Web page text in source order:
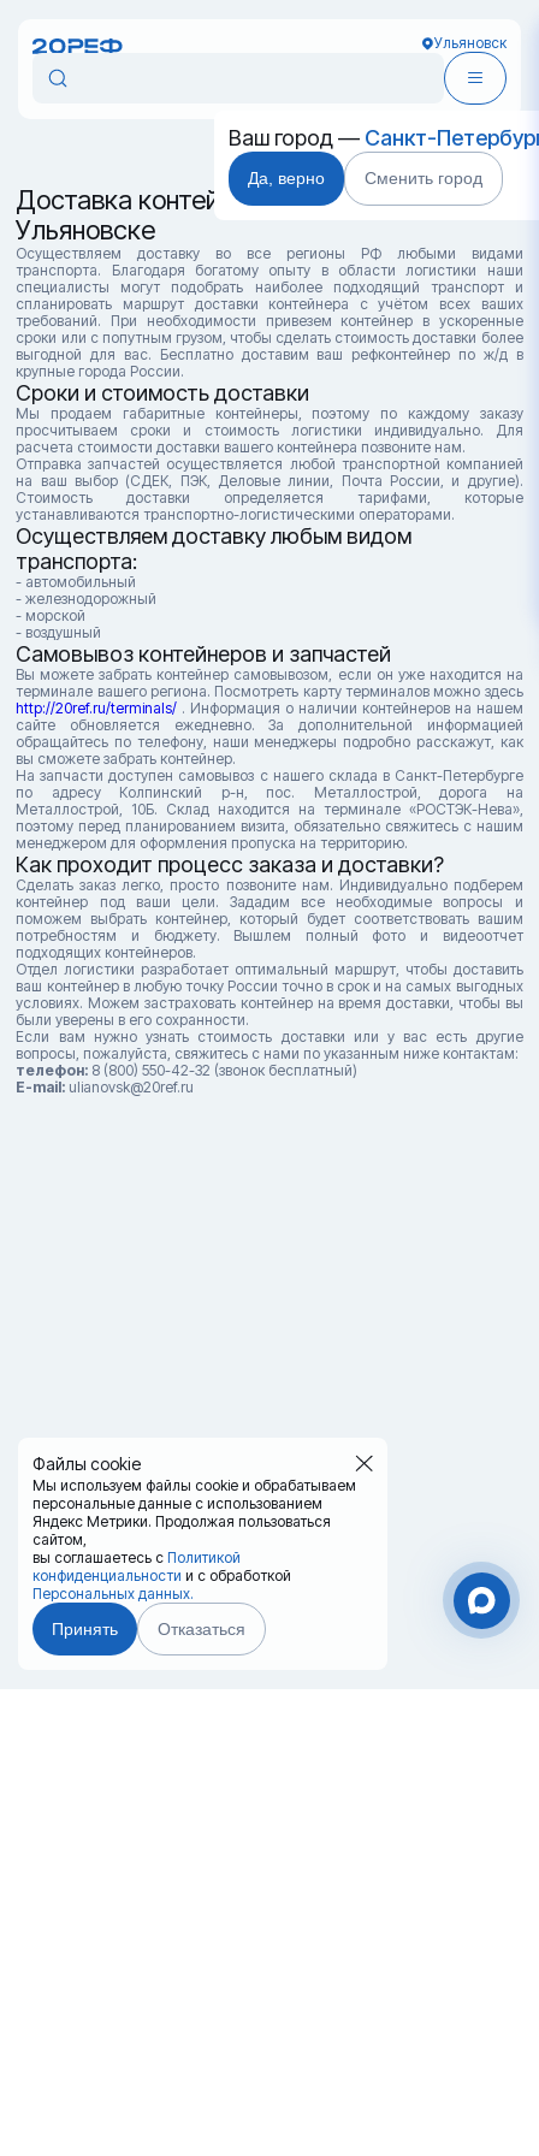
Ульяновск
Ваш город — Санкт-
Да, верно Сменить город
Файлы cookie
Мы используем файлы cookie и обрабатываем
персональные данные с использованием
Яндекс Метрики. Продолжая пользоваться
сайтом,
вы соглашаетесь с Политикой
конфиденциальности и с обработкой
Персональных данных.
Принять Отказаться
Доставка контейнеров в
Ульяновске
Осуществляем доставку во все регионы РФ любыми видами
транспорта. Благодаря богатому опыту в области логистики наши
специалисты могут подобрать наиболее подходящий транспорт и
спланировать маршрут доставки контейнера с учётом всех ваших
требований. При необходимости привезем контейнер в ускоренные
сроки или с попутным грузом, чтобы сделать стоимость доставки более
выгодной для вас. Бесплатно доставим ваш рефконтейнер по ж/д в
крупные города России.
Сроки и стоимость доставки
Мы продаем габаритные контейнеры, поэтому по каждому заказу
просчитываем сроки и стоимость логистики индивидуально. Для
расчета стоимости доставки вашего контейнера позвоните нам.
Отправка запчастей осуществляется любой транспортной компанией
на ваш выбор (СДЕК, ПЭК, Деловые линии, Почта России, и другие).
Стоимость доставки определяется тарифами, которые
устанавливаются транспортно-логистическими операторами.
Осуществляем доставку любым видом
транспорта:
- автомобильный
- железнодорожный
- морской
- воздушный
Самовывоз контейнеров и запчастей
Вы можете забрать контейнер самовывозом, если он уже находится на
терминале вашего региона. Посмотреть карту терминалов можно здесь
http://20ref.ru/terminals/ . Информация о наличии контейнеров на нашем
сайте обновляется ежедневно. За дополнительной информацией
обращайтесь по телефону, наши менеджеры подробно расскажут, как
вы сможете забрать контейнер.
На запчасти доступен самовывоз с нашего склада в Санкт-Петербурге
по адресу Колпинский р-н, пос. Металлострой, дорога на
Металлострой, 10Б. Склад находится на терминале «РОСТЭК-Нева»,
поэтому перед планированием визита, обязательно свяжитесь с нашим
менеджером для оформления пропуска на территорию.
Как проходит процесс заказа и доставки?
Сделать заказ легко, просто позвоните нам. Индивидуально подберем
контейнер под ваши цели. Зададим все необходимые вопросы и
поможем выбрать контейнер, который будет соответствовать вашим
потребностям и бюджету. Вышлем полный фото и видеоотчет
подходящих контейнеров.
Отдел логистики разработает оптимальный маршрут, чтобы доставить
ваш контейнер в любую точку России точно в срок и на самых выгодных
условиях. Можем застраховать контейнер на время доставки, чтобы вы
были уверены в его сохранности.
Если вам нужно узнать стоимость доставки или у вас есть другие
вопросы, пожалуйста, свяжитесь с нами по указанным ниже контактам:
телефон: 8 (800) 550-42-32 (звонок бесплатный)
E-mail: ulianovsk@20ref.ru